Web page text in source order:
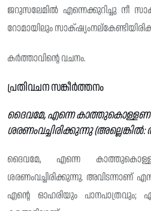
ജറുസലേമിൽ എന്നെക്കുറിച്ചു നീ
റോമായിലും
കർത്താവിന്റെ വചനം.
പ്രതിവചന സങ്കീർത്തനം
ദൈവമേ, എന്നെ
ശരണംവച്ചിരിക്കുന്നു
ദൈവമേ, എന്നെ
ശരണംവച്ചിരിക്കുന്നു. അവിടന്നാണ്
എന്റെ ഓഹരിയും പാനപാത്രവും;